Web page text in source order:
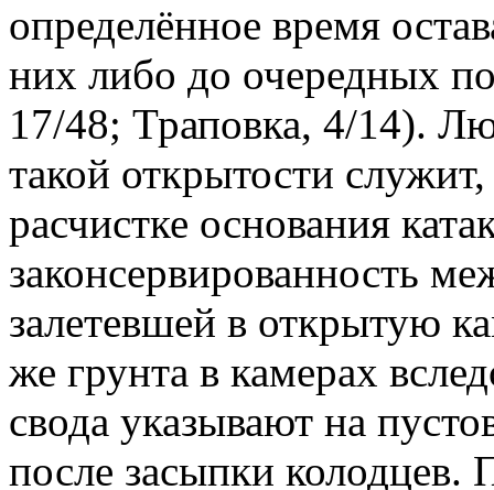
определённое время
них либо до очередных
17/48; Траповка, 4/14).
такой открытости
расчистке основания
законсервированность
залетевшей в открытую
же грунта в камерах
свода указывают на
после засыпки колодцев.